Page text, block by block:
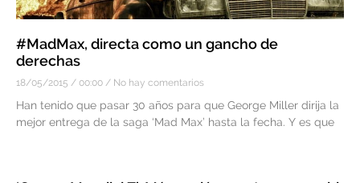
#MadMax, directa como un gancho de
derechas
18/05/2015 00:00 No hay comentarios
Han tenido que pasar 30 años para que George Miller dirija la
mejor entrega de la saga ‘Mad Max’ hasta la fecha. Y es que